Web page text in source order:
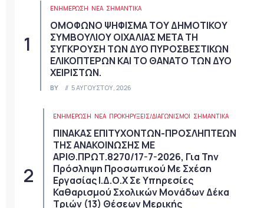
ΕΝΗΜΕΡΩΣΗ ΝΈΑ ΣΗΜΑΝΤΙΚΆ
ΟΜΟΦΩΝΟ ΨΗΦΙΣΜΑ ΤΟΥ ΔΗΜΟΤΙΚΟΥ
ΣΥΜΒΟΥΛΙΟΥ ΟΙΧΑΛΙΑΣ ΜΕΤΑ ΤΗ
ΣΥΓΚΡΟΥΣΗ ΤΩΝ ΔΥΟ ΠΥΡΟΣΒΕΣΤΙΚΩΝ
ΕΛΙΚΟΠΤΕΡΩΝ ΚΑΙ ΤΟ ΘΑΝΑΤΟ ΤΩΝ ΔΥΟ
ΧΕΙΡΙΣΤΩΝ.
BY 5 ΑΥΓΟΎΣΤΟΥ, 2026
ΕΝΗΜΕΡΩΣΗ ΝΈΑ ΠΡΟΚΗΡΎΞΕΙΣ/ΔΙΑΓΩΝΙΣΜΟΊ ΣΗΜΑΝΤΙΚΆ
ΠΙΝΑΚΑΣ ΕΠΙΤΥΧΟΝΤΩΝ-ΠΡΟΣΛΗΠΤΕΩΝ
ΤΗΣ ΑΝΑΚΟΙΝΩΣΗΣ ΜΕ
ΑΡΙΘ.ΠΡΩΤ.8270/17-7-2026, Για Την
Πρόσληψη Προσωπικού Με Σχέση
Εργασίας Ι.Δ.Ο.Χ Σε Υπηρεσίες
Καθαρισμού Σχολικών Μονάδων Δέκα
Τριών (13) Θέσεων Μερικής